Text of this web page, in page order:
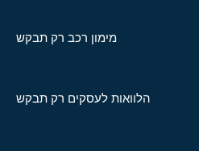
מימון רכב רק תבקש
הלוואות לעסקים רק תבקש